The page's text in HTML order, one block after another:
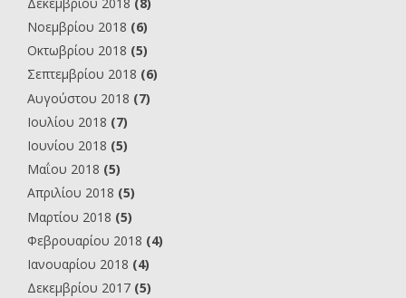
Νοεμβρίου 2018 (6)
Οκτωβρίου 2018 (5)
Σεπτεμβρίου 2018 (6)
Αυγούστου 2018 (7)
Ιουλίου 2018 (7)
Ιουνίου 2018 (5)
Μαΐου 2018 (5)
Απριλίου 2018 (5)
Μαρτίου 2018 (5)
Φεβρουαρίου 2018 (4)
Ιανουαρίου 2018 (4)
Δεκεμβρίου 2017 (5)